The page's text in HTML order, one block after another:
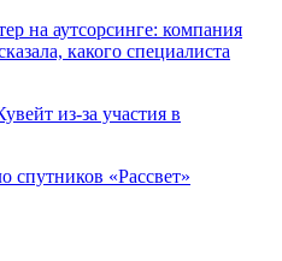
на аутсорсинге: компания
какого специалиста
из-за участия в
спутников «Рассвет»